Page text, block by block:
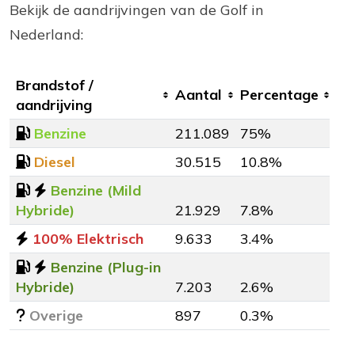
Bekijk de aandrijvingen van de Golf in
Nederland:
Brandstof /
aandrijving
Aantal Percentage
Benzine 211.089
75%
Diesel
30.515
10.8%
Benzine (Mild
Hybride)
21.929
7.8%
100% Elektrisch
9.633
3.4%
Benzine (Plug-in
Hybride)
7.203
2.6%
Overige
897 0.3%